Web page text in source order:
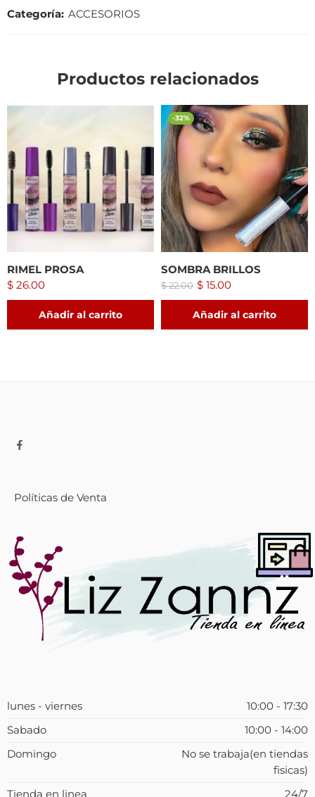
Categoría: ACCESORIOS
Productos relacionados
RIMEL PROSA
$ 26.00
Añadir al carrito
-32%
SOMBRA BRILLOS
$22.00 $ 15.00
Añadir al carrito
Políticas de Venta
lunes - viernes
10:00 - 17:30
Sabado
10:00 - 14:00
Domingo
No se trabaja(en tiendas
fisicas)
Tienda en linea
24/7